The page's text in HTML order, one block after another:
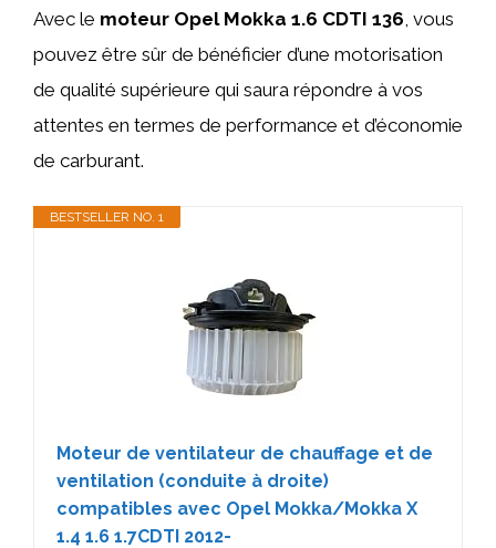
Avec le moteur Opel Mokka 1.6 CDTI 136 , vous
pouvez être sûr de bénéficier d’une motorisation
de qualité supérieure qui saura répondre à vos
attentes en termes de performance et d’économie
de carburant.
BESTSELLER NO. 1
Moteur de ventilateur de chauffage et de
ventilation (conduite à droite)
compatibles avec Opel Mokka/Mokka X
1.4 1.6 1.7CDTI 2012-